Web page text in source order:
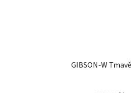
GIBSON-W